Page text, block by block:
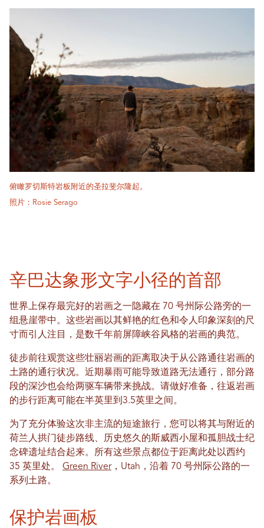
俯瞰罗切斯特岩板附近的圣拉斐尔隆起。
照片：Rosie Serago
辛巴达象形文字小径的首部
世界上保存最完好的岩画之一隐藏在 70 号州际公路旁的一
组悬崖带中。这些岩画以其鲜艳的红色和令人印象深刻的尺
寸而引人注目，是数千年前屏障峡谷风格的岩画的典范。
徒步前往观赏这些壮丽岩画的距离取决于从公路通往岩画的
土路的通行状况。近期暴雨可能导致道路无法通行，部分路
段的深沙也会给两驱车辆带来挑战。请做好准备，往返岩画
的步行距离可能在半英里到3.5英里之间。
为了充分体验这次非主流的短途旅行，您可以将其与附近的
荷兰人拱门徒步路线、历史悠久的斯威西小屋和孤胆战士纪
念碑遗址结合起来。所有这些景点都位于距离此处以西约
35 英里处。 Green River，Utah，沿着 70 号州际公路的一
系列土路。
保护岩画板